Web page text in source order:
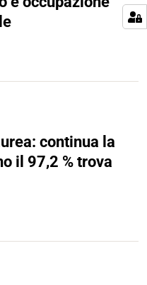
continua la
il 97,2 % trova